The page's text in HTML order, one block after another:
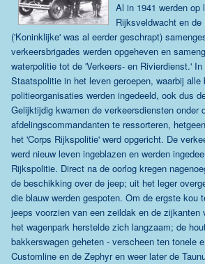
Al in 1941 werden
Rijksveldwacht en
('Koninklijke' was al eerder geschrapt)
verkeersbrigades werden opgeheven en
waterpolitie tot de 'Verkeers- en Rivierdienst.' In
Staatspolitie in het leven geroepen, waarbij alle
politieorganisaties werden ingedeeld, ook dus
Gelijktijdig kwamen de verkeersdiensten onder
afdelingscommandanten te ressorteren,
het 'Corps Rijkspolitie' werd opgericht. De
werd nieuw leven ingeblazen en werden
Rijkspolitie. Direct na de oorlog kregen
de beschikking over de jeep; uit het leger
die blauw werden gespoten. Om de ergste kou
jeeps voorzien van een zeildak en de
het wagenpark herstelde zich langzaam; de
bakkerswagen geheten - verscheen ten tonele
Customline en de Zephyr en weer later de